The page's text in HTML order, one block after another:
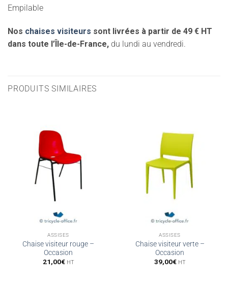
Empilable
Nos chaises visiteurs sont livrées à partir de 49 € HT
dans toute l’Île-de-France, du lundi au vendredi.
PRODUITS SIMILAIRES
ASSISES
Chaise visiteur rouge –
Occasion
21,00€ HT
ASSISES
Chaise visiteur verte –
Occasion
39,00€ HT